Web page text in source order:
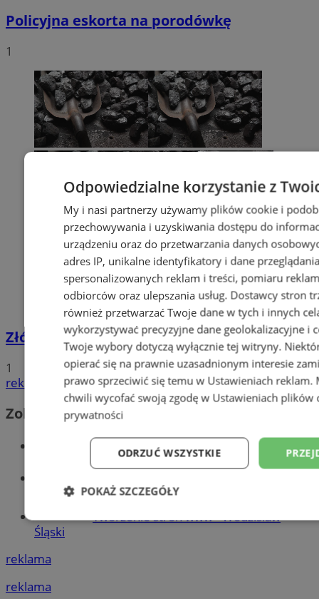
Policyjna eskorta na porodówkę
1
Złóż wniosek o dodatek węglowy
1
reklama
Zobacz również
Wiadomości kryminalne w Wodzisławiu
Tworzenie stron www - Wodzisław
Śląski
reklama
reklama
Odpowiedzialne korzystanie z
My i nasi partnerzy używamy plików cookie i
przechowywania i uzyskiwania dostępu do
urządzeniu oraz do przetwarzania danych
adres IP, unikalne identyfikatory i dane
spersonalizowanych reklam i treści, pomiaru
odbiorców oraz ulepszania usług. Dostawcy stron
również przetwarzać Twoje dane w tych i innych
wykorzystywać precyzyjne dane geolokalizacyjne i
Twoje wybory dotyczą wyłącznie tej witryny.
opierać się na prawnie uzasadnionym interesie
prawo sprzeciwić się temu w Ustawieniach reklam.
chwili wycofać swoją zgodę w Ustawieniach plików
prywatności
ODRZUĆ WSZYSTKIE
POKAŻ SZCZEGÓŁY
Niezbędne Wydajność